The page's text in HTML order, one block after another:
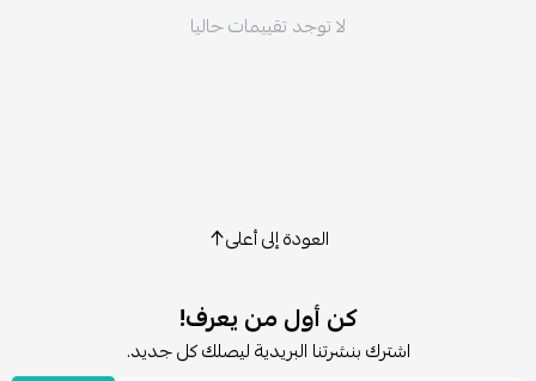
لا توجد تقييمات حاليا
العودة إلى أعلى
كن أول من يعرف!
اشترك بنشرتنا البريدية ليصلك كل جديد.